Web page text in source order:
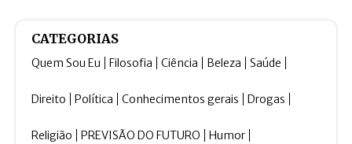
CATEGORIAS
Quem Sou Eu Filosofia Ciência Beleza Saúde
Direito Política Conhecimentos gerais Drogas
Religião PREVISÃO DO FUTURO Humor